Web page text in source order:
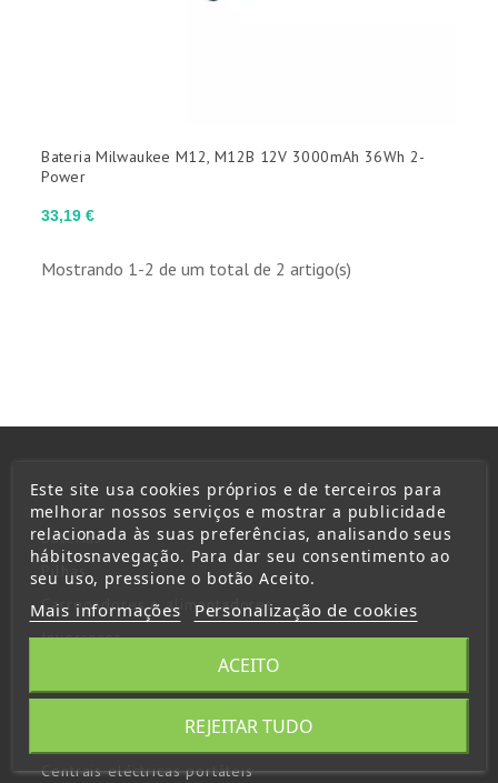
Preço
33,19 €
Bateria Milwaukee M12, M12B 12V 3000mAh 36Wh 2-
Power
Mostrando 1-2 de um total de 2 artigo(s)
Baterias
Pilhas
Carregadores e alimentadores
Inversores
Arrancadores y booster
Centrais eléctricas portáteis
Este site usa cookies próprios e de terceiros para
melhorar nossos serviços e mostrar a publicidade
relacionada às suas preferências, analisando seus
hábitosnavegação. Para dar seu consentimento ao
seu uso, pressione o botão Aceito.
Mais informações Personalização de cookies
REJEITAR TUDO
ACEITO